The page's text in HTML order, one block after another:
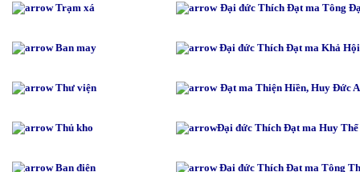
Trạm xá Đại đức Thích Đạt ma Tông
Ban may Đại đức Thích Đạt ma Khả Hội
Thư viện Đạt ma Thiện Hiền, Huy Đức
Thủ kho Đại đức Thích Đạt ma Huy
Ban điện Đại đức Thích Đạt ma Tông